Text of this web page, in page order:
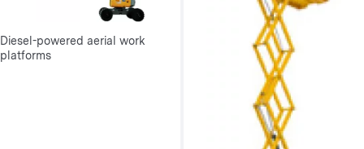
Diesel-powered aerial work
platforms